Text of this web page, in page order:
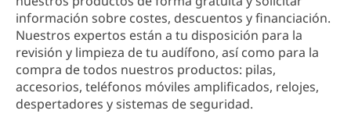
información sobre costes, descuentos y financiación.
Nuestros expertos están a tu disposición para la
revisión y limpieza de tu audífono, así como para la
compra de todos nuestros productos: pilas,
accesorios, teléfonos móviles amplificados, relojes,
despertadores y sistemas de seguridad.